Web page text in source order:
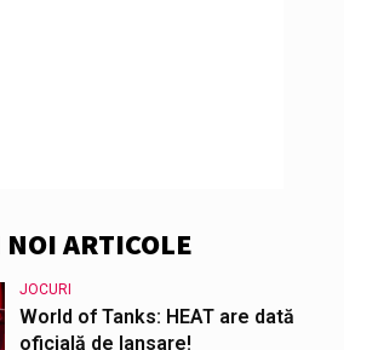
ARTICOLE
JOCURI
World of Tanks: HEAT are dată
oficială de lansare!